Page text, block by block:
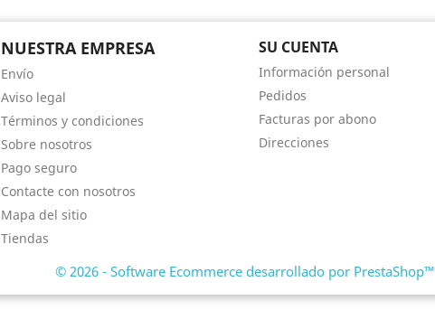
NUESTRA EMPRESA
Envío
Aviso legal
Términos y condiciones
Sobre nosotros
Pago seguro
Contacte con nosotros
Mapa del sitio
Tiendas
SU CUENTA
Información personal
Pedidos
Facturas por abono
Direcciones
© 2026 - Software Ecommerce desarrollado por PrestaShop™